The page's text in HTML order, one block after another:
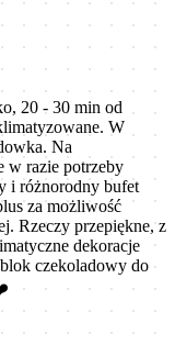
20 - 30 min od
W
Na
w razie potrzeby
i różnorodny bufet
za możliwość
Rzeczy przepiękne, z
dekoracje
czekoladowy do